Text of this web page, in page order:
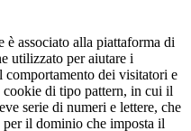
è associato alla piattaforma di
utilizzato per aiutare i
dei visitatori e
di tipo pattern, in cui il
serie di numeri e lettere, che
il dominio che imposta il